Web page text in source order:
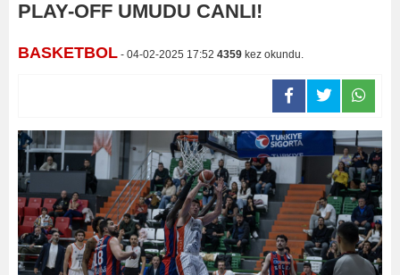
PLAY-OFF UMUDU CANLI!
BASKETBOL - 04-02-2025 17:52 4359 kez okundu.